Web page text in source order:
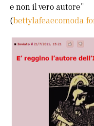
e non il vero autore”
(